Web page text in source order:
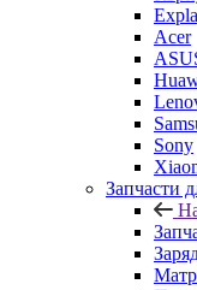
Acer
ASUS
Sony
Запчасти